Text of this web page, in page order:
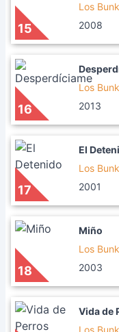
15
Los
2008
16
Los
2013
17
El
Los
2001
18
Miño
Los
2003
Vida de
Los